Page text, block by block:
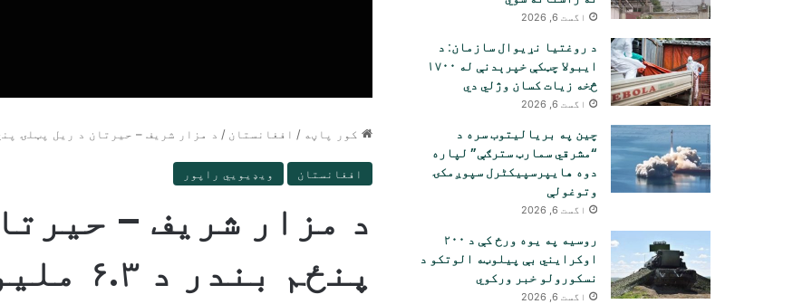
کور پاڼه / افغانستان / د مزار شریف – حیرتان د ریل پټلۍ پنځم بندر د ۶.۳ ملیون ډالرو په
افغانستان ویډیويي راپور
د مزار شریف –
پنځم
اگست 6, 2026
د روغتیا نړیوال سازمان: د
ایبولا چټکې خپرېدنې له ۱۷۰۰
څخه زیات کسان وژلي دي
اگست 6, 2026
چین په بریالیتوب سره د
“مشرقي سمارټ سترګې” لپاره
دوه هایپرسپیکٹرل سپوږمکۍ
وتوغولې
اگست 6, 2026
روسیه په یوه ورځ کې د ۲۰۰
اوکرایني بې پیلوټه الوتکو د
نسکورولو خبر ورکوي
اگست 6, 2026